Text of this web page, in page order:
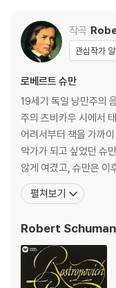
아래에 해당하는 경우는
다.
1) 컬러 디스크는 웹 이미
2) 컬러 디스크의 특성상
있습니다.
3) 컬러 디스크는 제작 과
등이 발생할 수 있습니다.
※ 반품/교환 안내
1) 불량으로 인한 반품/교
상을 요청할 수 있으며,
관련 사진과 동영상 및 재
문의 바랍니다.
2) LP는 잦은 배송 과정
가 어려우므로 신중한 구
작곡
관심작가
로베르트 슈만
19세기 독일 낭만주의
주의 츠비카우 시에서
어려서부터 책을 가까
악가가 되고 싶었던 슈
않게 여겼고, 슈만은 이
년에 법학을 공부하기
악에 대한 마음을 버리
그렇게 슈만은 열정적
펼쳐보기
Robert